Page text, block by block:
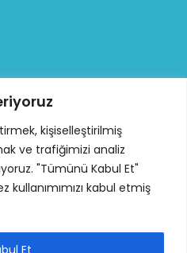
kişiselleştirilmiş
ve trafiğimizi analiz
"Tümünü Kabul Et"
kullanımımızı kabul etmiş
Et
Bolgesi, Sama Cad. (12 Yol),
77 - 78 pbx